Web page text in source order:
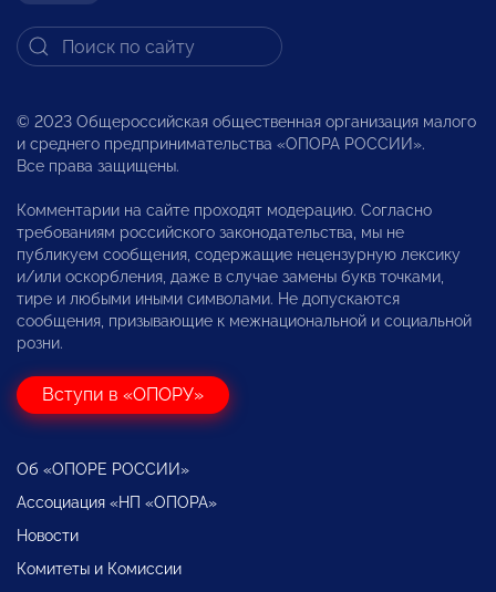
© 2023 Общероссийская общественная организация малого
и среднего предпринимательства «ОПОРА РОССИИ».
Все права защищены.
Комментарии на сайте проходят модерацию. Согласно
требованиям российского законодательства, мы не
публикуем сообщения, содержащие нецензурную лексику
и/или оскорбления, даже в случае замены букв точками,
тире и любыми иными символами. Не допускаются
сообщения, призывающие к межнациональной и социальной
розни.
Вступи в «ОПОРУ»
Об «ОПОРЕ РОССИИ»
Ассоциация «НП «ОПОРА»
Новости
Комитеты и Комиссии